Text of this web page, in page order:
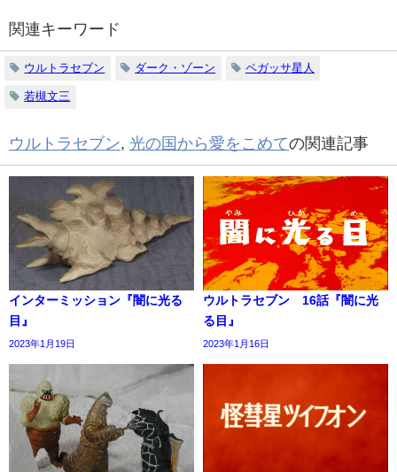
関連キーワード
ウルトラセブン ダーク・ゾーン ペガッサ星人
若槻文三
ウルトラセブン, 光の国から愛をこめての関連記事
インターミッション『闇に光る
目』
2023年1月19日
ウルトラセブン 16話『闇に光
る目』
2023年1月16日